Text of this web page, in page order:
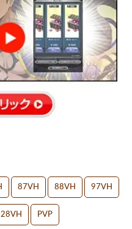
87VH 88VH 97VH
PVP